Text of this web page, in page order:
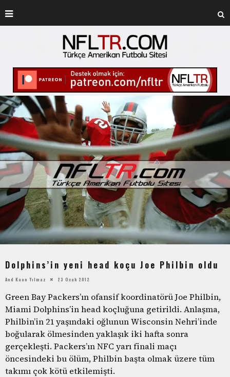
Dolphins’in yeni head koçu Joe Philbin oldu
And Kaan Yılmaz 23 Ocak 2012
Green Bay Packers’ın ofansif koordinatörü Joe Philbin,
Miami Dolphins’in head koçluğuna getirildi. Anlaşma,
Philbin’in 21 yaşındaki oğlunun Wisconsin Nehri’inde
boğularak ölmesinden yaklaşık iki hafta sonra
gerçekleşti. Packers’ın NFC yarı finali maçı
öncesindeki bu ölüm, Philbin başta olmak üzere tüm
takımı çok kötü etkilemişti.